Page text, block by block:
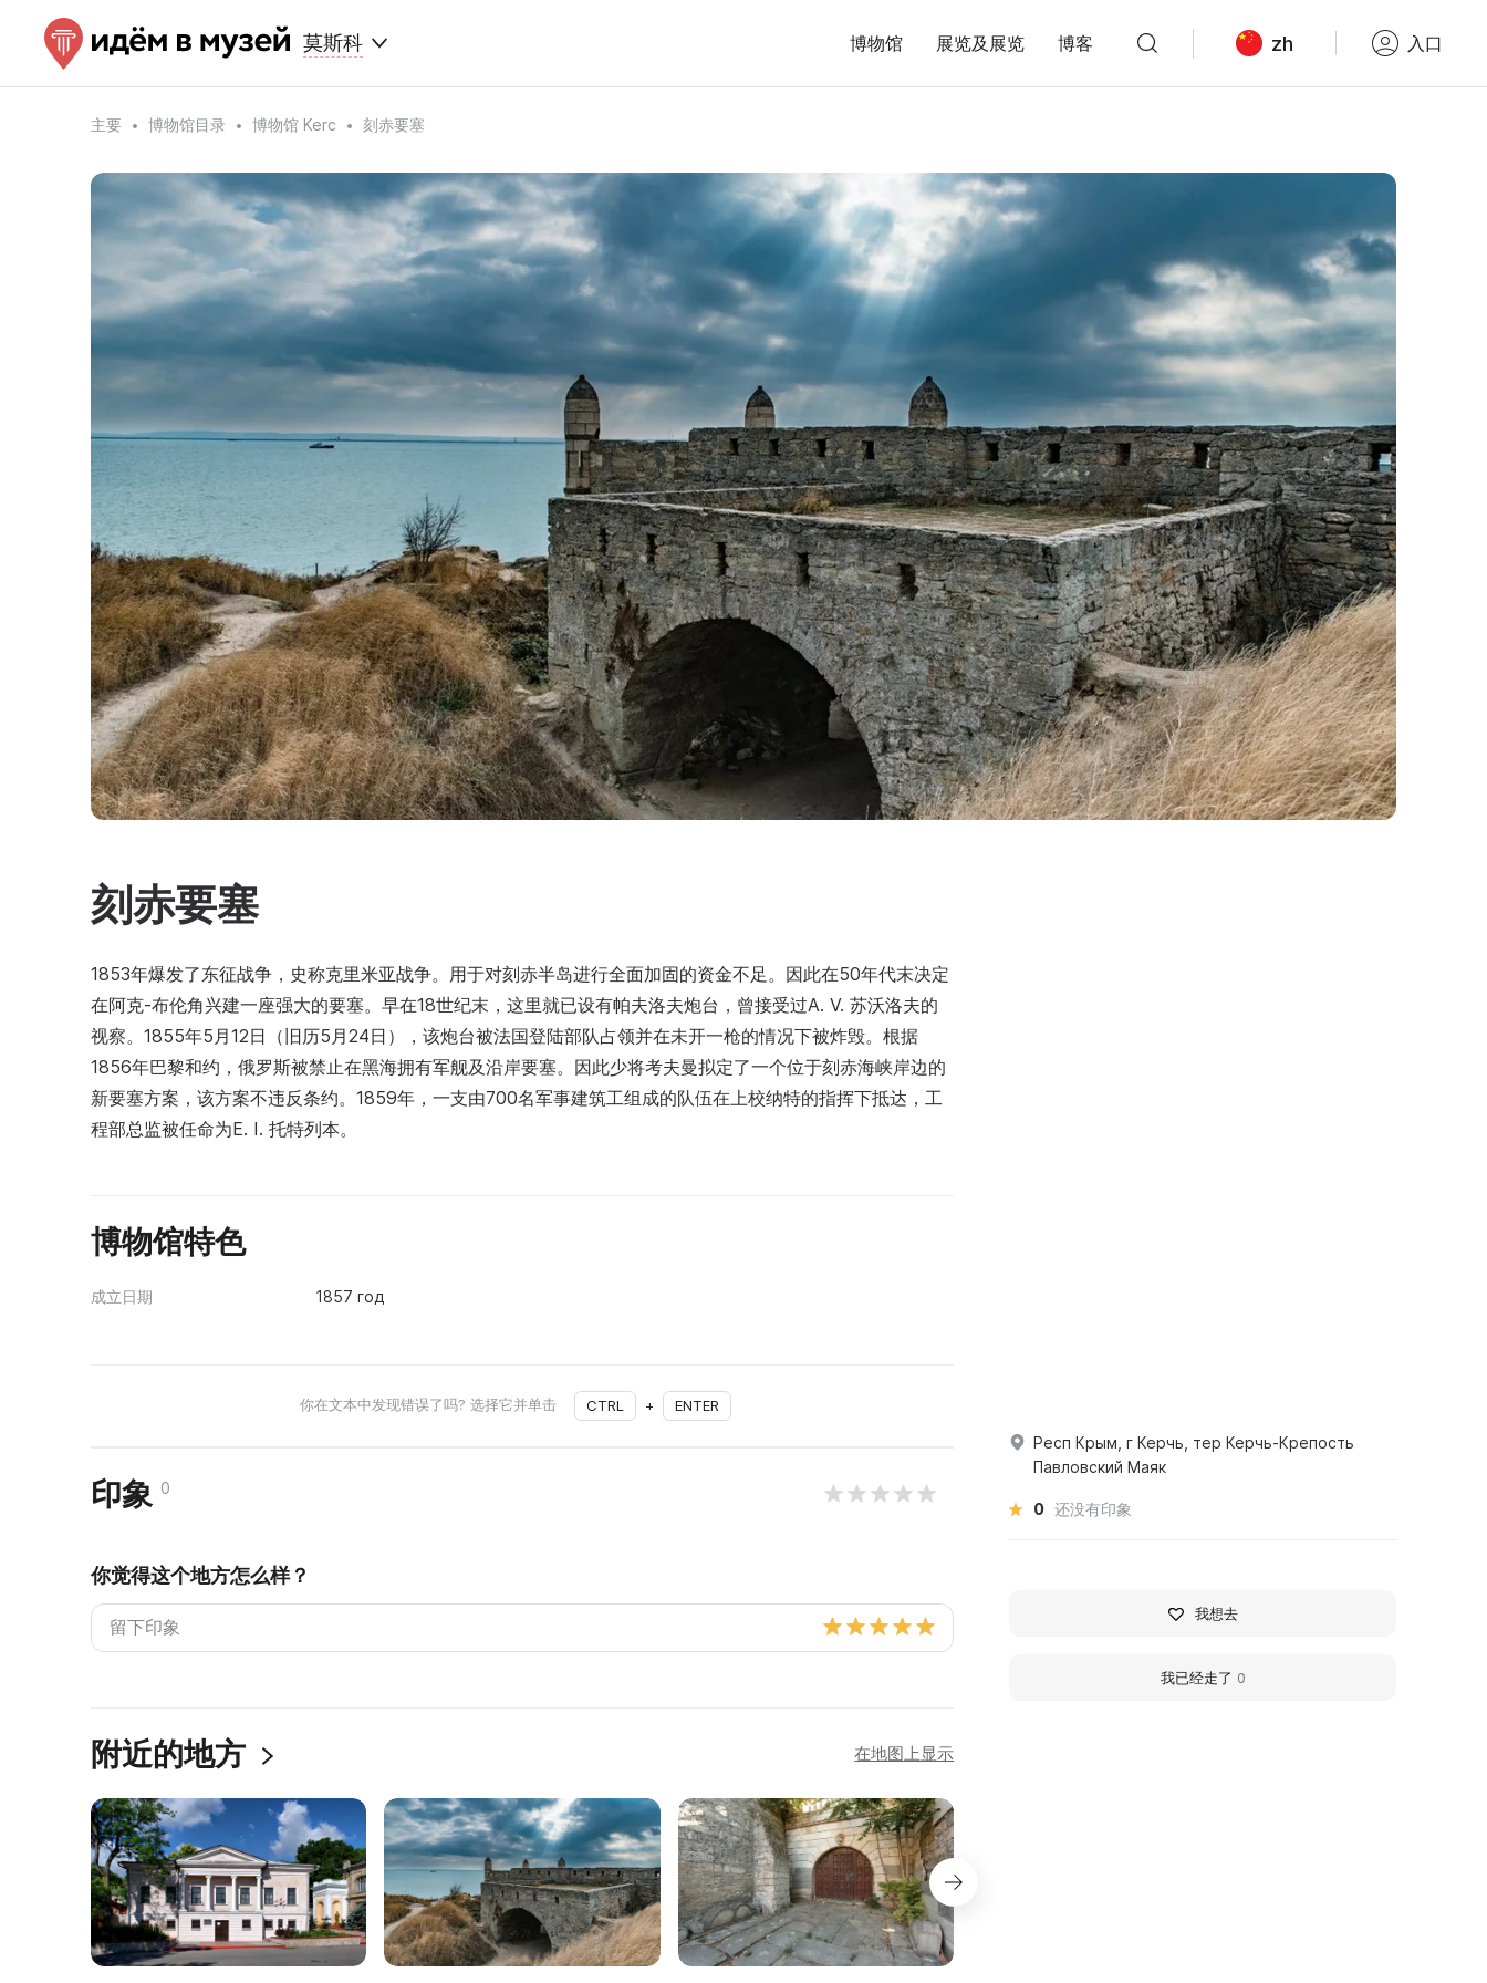
莫斯科 博物馆 展览及展览 博客 zh 入口
主要 博物馆目录 博物馆 Kerc 刻赤要塞
刻赤要塞
1853年爆发了东征战争，史称克里米亚战争。用于对刻赤半岛进行全面加固的资金不足。因此在50年代末决定
在阿克-布伦角兴建一座强大的要塞。早在18世纪末，这里就已设有帕夫洛夫炮台，曾接受过A. V. 苏沃洛夫的
视察。1855年5月12日（旧历5月24日），该炮台被法国登陆部队占领并在未开一枪的情况下被炸毁。根据
1856年巴黎和约，俄罗斯被禁止在黑海拥有军舰及沿岸要塞。因此少将考夫曼拟定了一个位于刻赤海峡岸边的
新要塞方案，该方案不违反条约。1859年，一支由700名军事建筑工组成的队伍在上校纳特的指挥下抵达，工
程部总监被任命为E. I. 托特列本。
博物馆特色
成立日期 1857 год
你在文本中发现错误了吗? 选择它并单击 CTRL + ENTER
印象 0
你觉得这个地方怎么样？
附近的地方 在地图上显示
Респ Крым, г Керчь, тер Керчь-Крепость
Павловский Маяк
0 还没有印象
我想去
我已经走了 0